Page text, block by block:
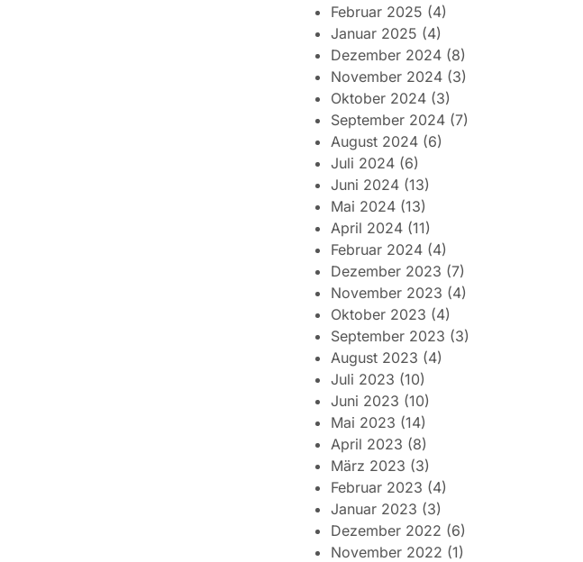
Februar 2025 (4)
Januar 2025 (4)
Dezember 2024 (8)
November 2024 (3)
Oktober 2024 (3)
September 2024 (7)
August 2024 (6)
Juli 2024 (6)
Juni 2024 (13)
Mai 2024 (13)
April 2024 (11)
Februar 2024 (4)
Dezember 2023 (7)
November 2023 (4)
Oktober 2023 (4)
September 2023 (3)
August 2023 (4)
Juli 2023 (10)
Juni 2023 (10)
Mai 2023 (14)
April 2023 (8)
März 2023 (3)
Februar 2023 (4)
Januar 2023 (3)
Dezember 2022 (6)
November 2022 (1)